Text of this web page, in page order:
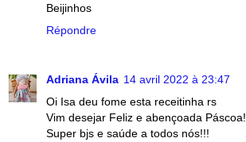
Beijinhos
Répondre
Adriana Ávila 14 avril 2022 à 23:47
Oi Isa deu fome esta receitinha rs
Vim desejar Feliz e abençoada Páscoa!
Super bjs e saúde a todos nós!!!